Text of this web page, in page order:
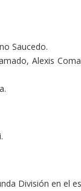
Saucedo.
Alexis
División en el